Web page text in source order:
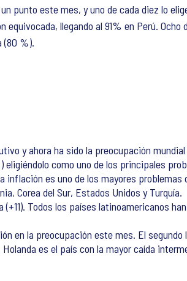
punto este mes, y uno de cada diez lo
llegando al 91% en Perú.
(80 %).
y ahora ha sido la preocupación
como uno de los principales
es uno de los mayores
Corea del Sur, Estados Unidos y Turquía.
Todos los países latinoamericanos
en la preocupación este mes. El
es el país con la mayor caída